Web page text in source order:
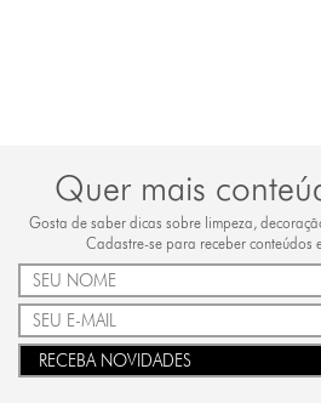
Quer mais
Gosta de saber dicas sobre limpeza,
Cadastre-se para receber conteúdos
RECEBA NOVIDADES